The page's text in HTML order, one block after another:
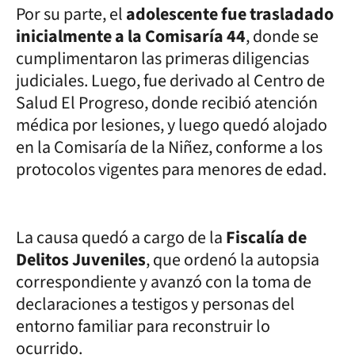
Por su parte, eladolescente fue trasladado
inicialmente a la Comisaría 44, donde se
cumplimentaron las primeras diligencias
judiciales. Luego, fue derivado al Centro de
Salud El Progreso, donde recibió atención
médica por lesiones, y luego quedó alojado
en la Comisaría de la Niñez, conforme a los
protocolos vigentes para menores de edad.
La causa quedó a cargo de laFiscalía de
Delitos Juveniles, que ordenó la autopsia
correspondiente y avanzó con la toma de
declaraciones a testigos y personas del
entorno familiar para reconstruir lo
ocurrido.